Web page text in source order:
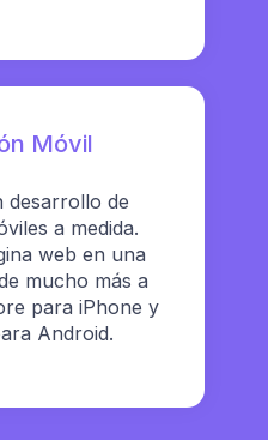
Móvil
desarrollo de
a medida.
web en una
mucho más a
para iPhone y
Android.